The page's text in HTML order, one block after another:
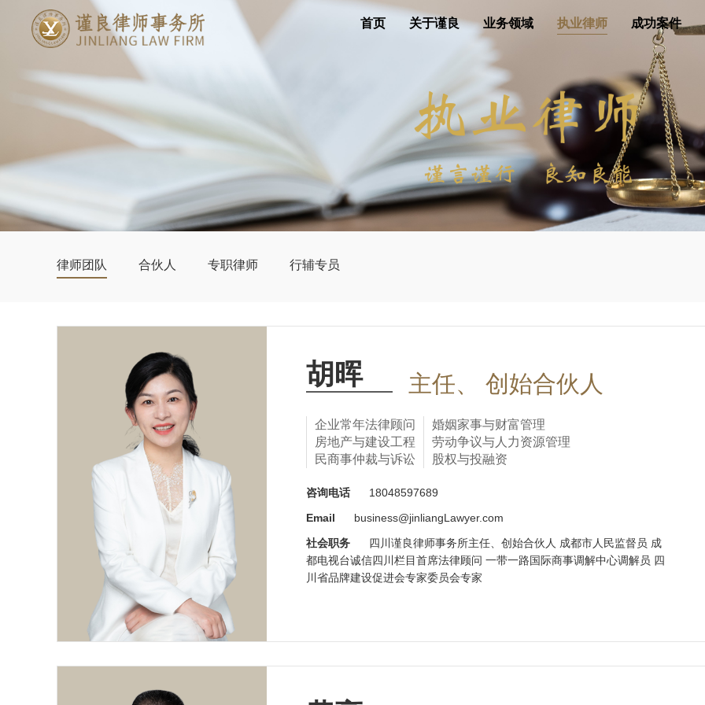
首页 关于谨良 业务领域 执业律师 成功案件
律师团队 合伙人 专职律师 行辅专员
胡晖 主任、 创始合伙人
企业常年法律顾问
婚姻家事与财富管理
房地产与建设工程
劳动争议与人力资源管理
民商事仲裁与诉讼
股权与投融资
咨询电话
18048597689
Email
business@jinliangLawyer.com
社会职务
四川谨良律师事务所主任、创始合伙人 成都市人民监督员 成
都电视台诚信四川栏目首席法律顾问 一带一路国际商事调解中心调解员 四
川省品牌建设促进会专家委员会专家